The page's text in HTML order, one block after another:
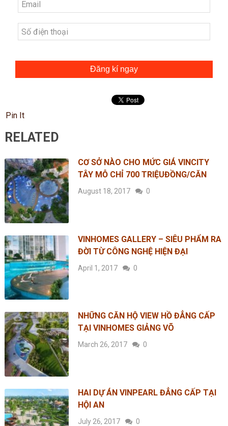
Đăng kí ngay
Pin It
RELATED
CƠ SỞ NÀO CHO MỨC GIÁ VINCITY
TÂY MỖ CHỈ 700 TRIỆUĐỒNG/CĂN
August 18, 2017 0
VINHOMES GALLERY – SIÊU PHẨM RA
ĐỜI TỪ CÔNG NGHỆ HIỆN ĐẠI
April 1, 2017 0
NHỮNG CĂN HỘ VIEW HỒ ĐẲNG CẤP
TẠI VINHOMES GIẢNG VÕ
March 26, 2017 0
HAI DỰ ÁN VINPEARL ĐẲNG CẤP TẠI
HỘI AN
July 26, 2017 0